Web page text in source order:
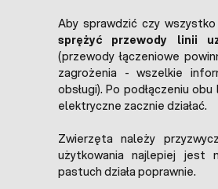
Aby sprawdzić czy wszystko
sprężyć przewody linii
(przewody łączeniowe
zagrożenia - wszelkie
obsługi). Po podłączeniu
elektryczne zacznie działać.
Zwierzęta należy
użytkowania najlepiej jest
pastuch działa poprawnie.